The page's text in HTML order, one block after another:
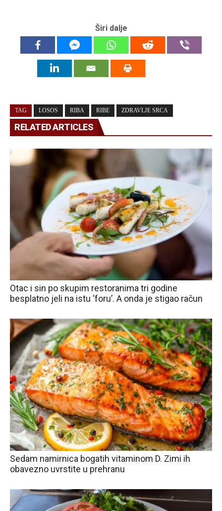
Širi dalje
TAG LOSOS RIBA RIBE ZDRAVLJE SRCA
RELATED ARTICLES
Otac i sin po skupim restoranima tri godine
besplatno jeli na istu ‘foru’. A onda je stigao račun
Sedam namirnica bogatih vitaminom D. Zimi ih
obavezno uvrstite u prehranu